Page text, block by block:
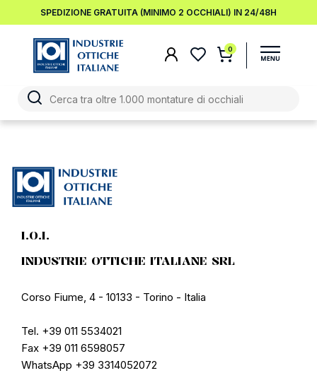
SPEDIZIONE GRATUITA (MINIMO 2 OCCHIALI) IN 24/48H
0
I.O.I.
INDUSTRIE OTTICHE ITALIANE SRL
Corso Fiume, 4 - 10133 - Torino - Italia
Tel. +39 011 5534021
Fax +39 011 6598057
WhatsApp +39 3314052072